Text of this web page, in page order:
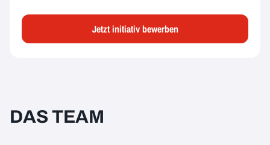
Jetzt initiativ bewerben
DAS TEAM